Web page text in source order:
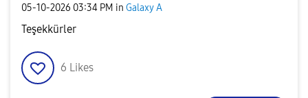
‎05-10-2026 03:34 PM in Galaxy A
Teşekkürler
6 Likes